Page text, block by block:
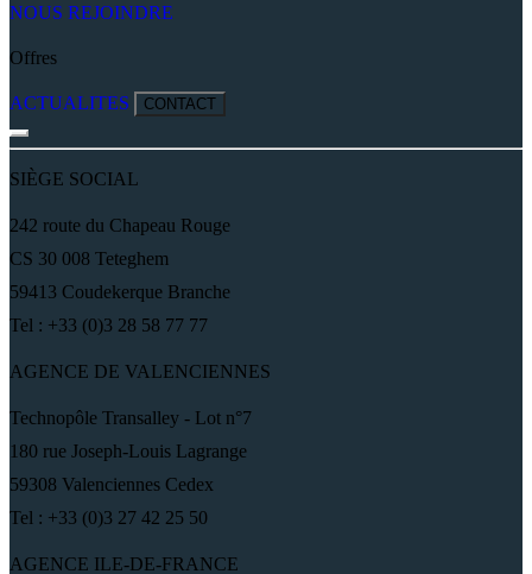
NOUS REJOINDRE
Offres
ACTUALITES CONTACT
SIÈGE SOCIAL
242 route du Chapeau Rouge
CS 30 008 Teteghem
59413 Coudekerque Branche
Tel : +33 (0)3 28 58 77 77
AGENCE DE VALENCIENNES
Technopôle Transalley - Lot n°7
180 rue Joseph-Louis Lagrange
59308 Valenciennes Cedex
Tel : +33 (0)3 27 42 25 50
AGENCE ILE-DE-FRANCE